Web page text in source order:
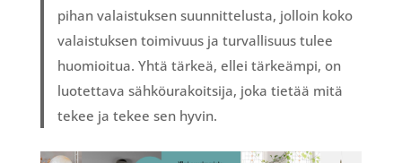
pihan valaistuksen suunnittelusta, jolloin koko
valaistuksen toimivuus ja turvallisuus tulee
huomioitua. Yhtä tärkeä, ellei tärkeämpi, on
luotettava sähköurakoitsija, joka tietää mitä
tekee ja tekee sen hyvin.